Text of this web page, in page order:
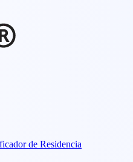
de Residencia